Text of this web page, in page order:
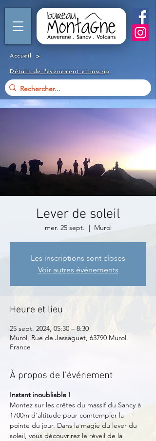
Accueil >
Détails de l'événement et inscription
Lever de soleil
mer. 25 sept.
  |
Murol
Les inscriptions sont closes
Voir autres événements
Heure et lieu
25 sept. 2024, 05:30 – 8:30
Murol, Rue de Jassaguet, 63790 Murol,
France
À propos de l'événement
Instant inoubliable !
Montez sur les crêtes du massif du Sancy à
1700m d'altitude pour comtempler la
pointe du jour. Dans la magie du lever du
soleil, vous découvrirez le réveil de la